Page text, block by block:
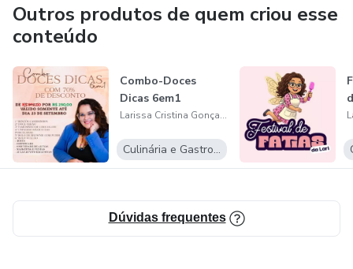
Outros produtos de quem criou esse
conteúdo
Combo-Doces
Dicas 6em1
Larissa Cristina Gonçalves
Culinária e Gastronomia
Dúvidas frequentes